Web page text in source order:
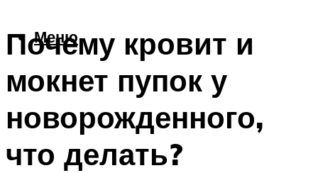
Меню
Почему кровит и
мокнет пупок у
новорожденного,
что делать?